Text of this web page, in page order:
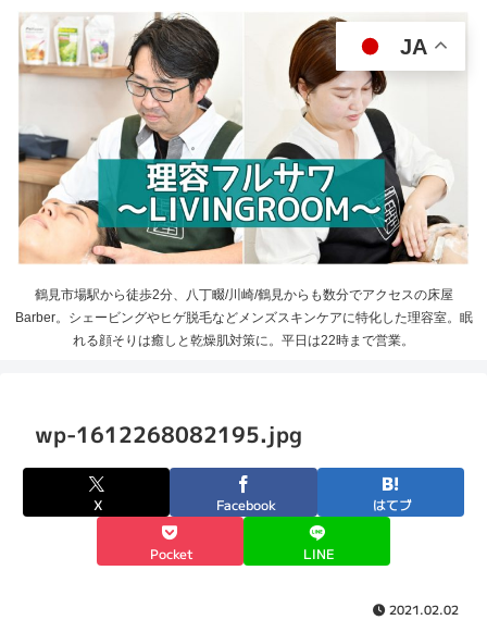
鶴見市場駅から徒歩2分、八丁畷/川崎/鶴見からも数分でアクセスの床屋
Barber。シェービングやヒゲ脱毛などメンズスキンケアに特化した理容室。眠
れる顔そりは癒しと乾燥肌対策に。平日は22時まで営業。
wp-1612268082195.jpg
X Facebook はてブ
Pocket LINE
2021.02.02
JA